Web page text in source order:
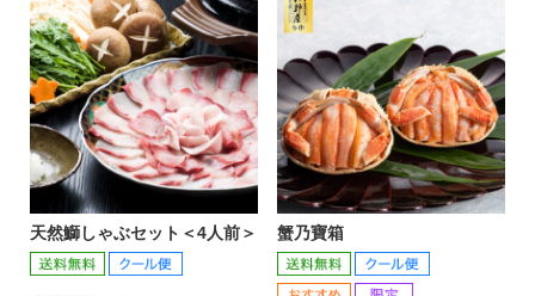
天然鰤しゃぶセット＜4人前＞ 蟹乃寶箱